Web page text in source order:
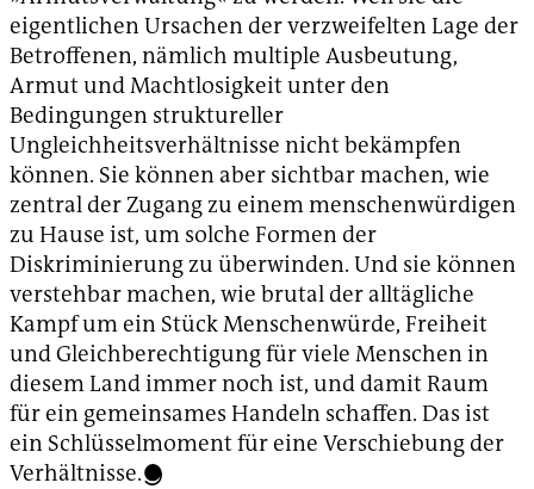
eigentlichen Ursachen der verzweifelten Lage der
Betroffenen, nämlich multiple Ausbeutung,
Armut und Machtlosigkeit unter den
Bedingungen struktureller
Ungleichheitsverhältnisse nicht bekämpfen
können. Sie können aber sichtbar machen, wie
zentral der Zugang zu einem menschenwürdigen
zu Hause ist, um solche Formen der
Diskriminierung zu überwinden. Und sie können
verstehbar machen, wie brutal der alltägliche
Kampf um ein Stück Menschenwürde, Freiheit
und Gleichberechtigung für viele Menschen in
diesem Land immer noch ist, und damit Raum
für ein gemeinsames Handeln schaffen. Das ist
ein Schlüsselmoment für eine Verschiebung der
Verhältnisse.